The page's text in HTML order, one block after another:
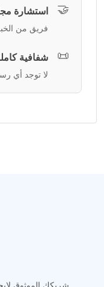
🤝 استشارة
فريق من
📜 شفافية
لا توجد أي
شريكك الموثوق